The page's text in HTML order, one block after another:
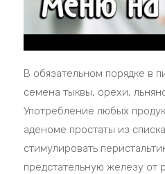
В обязательном порядке в
семена тыквы, орехи,
Употребление любых
аденоме простаты из
стимулировать
предстательную железу от